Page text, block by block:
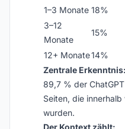
1–3 Monate 18%
3–12
Monate
15%
12+ Monate14%
Zentrale Erkenntnis:
89,7 % der
Seiten, die
wurden.
Der Kontext zählt: